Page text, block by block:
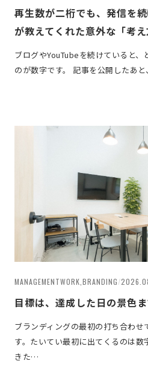
再生数が二桁でも、発信を
が教えてくれた意外な「考え
ブログやYouTubeを続けていると、
のが数字です。 記事を公開したあ
MANAGEMENTWORK,BRANDING/
目標は、達成した日の景色
ブランディングの最初の打ち合わ
す。たいてい最初に出てくるのは
きた…